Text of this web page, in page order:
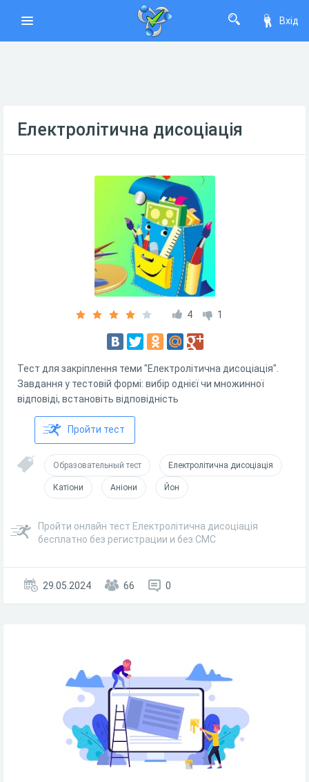
Вхід
Електролітична дисоціація
4 1
Тест для закріплення теми "Електролітична дисоціація".
Завдання у тестовій формі: вибір однієї чи множинної
відповіді, встановіть відповідність
Пройти тест
Образовательный тест Електролітична дисоціація
Катіони Аніони Йон
Пройти онлайн тест Електролітична дисоціація
бесплатно без регистрации и без СМС
29.05.2024 66 0